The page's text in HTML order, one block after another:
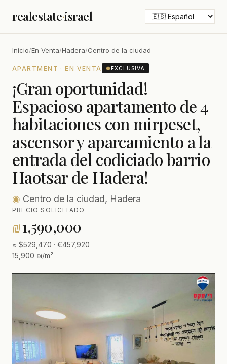
realestate·israel
Inicio/En Venta/Hadera/Centro de la ciudad
APARTMENT · EN VENTA ●EXCLUSIVA
¡Gran oportunidad!
Espacioso apartamento de 4
habitaciones con mirpeset,
ascensor y aparcamiento a la
entrada del codiciado barrio
Haotsar de Hadera!
◉ Centro de la ciudad, Hadera
PRECIO SOLICITADO
₪1,590,000
≈ $529,470 · €457,920
15,900 ₪/m²